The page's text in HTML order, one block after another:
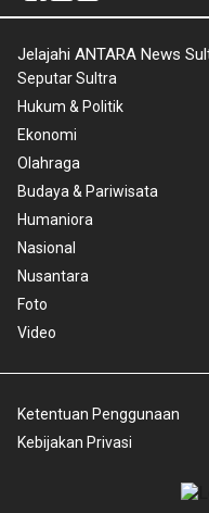
Jelajahi ANTARA News
Seputar Sultra
Hukum & Politik
Ekonomi
Olahraga
Budaya & Pariwisata
Humaniora
Nasional
Nusantara
Foto
Video
Ketentuan Penggunaan
Kebijakan Privasi